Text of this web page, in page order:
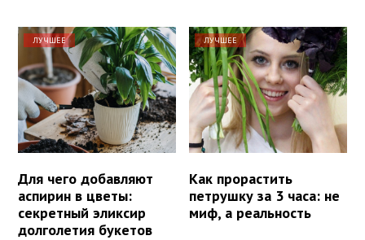
ЛУЧШЕЕ
Для чего добавляют
аспирин в цветы:
секретный эликсир
долголетия букетов
ЛУЧШЕЕ
Как прорастить
петрушку за 3 часа: не
миф, а реальность